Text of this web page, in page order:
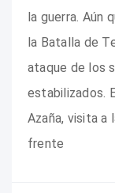
la guerra. Aún
la Batalla de
ataque de los
estabilizados.
Azaña, visita a
frente